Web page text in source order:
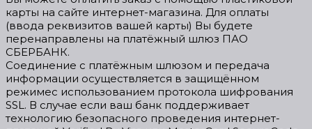
карты на сайте интернет-магазина. Для оплаты
(ввода реквизитов вашей карты) Вы будете
перенаправлены на платёжный шлюз ПАО
СБЕРБАНК.
Соединение с платёжным шлюзом и передача
информации осуществляется в защищённом
режимес использованием протокола шифрования
SSL. В случае если ваш банк поддерживает
технологию безопасного проведения интернет-